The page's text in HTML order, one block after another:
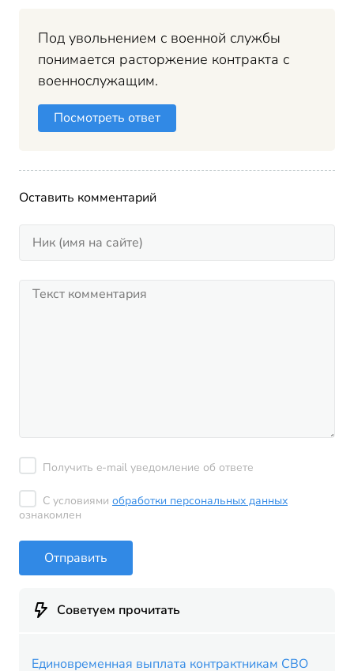
Под увольнением с военной службы
понимается расторжение контракта с
военнослужащим.
Посмотреть ответ
Оставить комментарий
Получить e-mail уведомление об ответе
С условиями обработки персональных данных
ознакомлен
Отправить
Советуем прочитать
Единовременная выплата контрактникам СВО